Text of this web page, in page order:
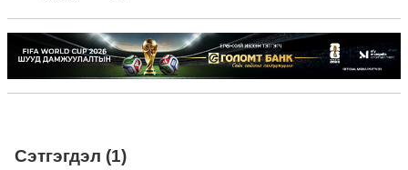
Сэтгэгдэл (1)